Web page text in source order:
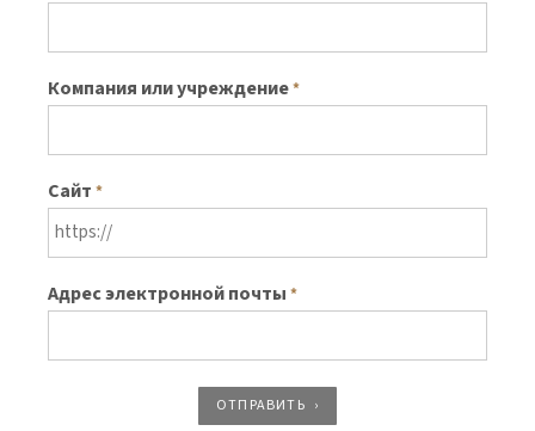
Компания или учреждение*
Сайт *
Адрес электронной почты *
ОТПРАВИТЬ